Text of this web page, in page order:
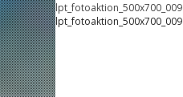
lpt_fotoaktion_500x700_009
lpt_fotoaktion_500x700_009